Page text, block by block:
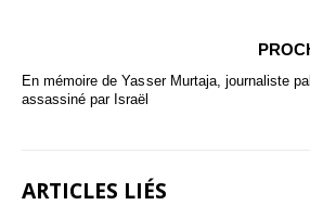
En mémoire de Yasser Murtaja, journaliste
assassiné par Israël
ARTICLES LIÉS